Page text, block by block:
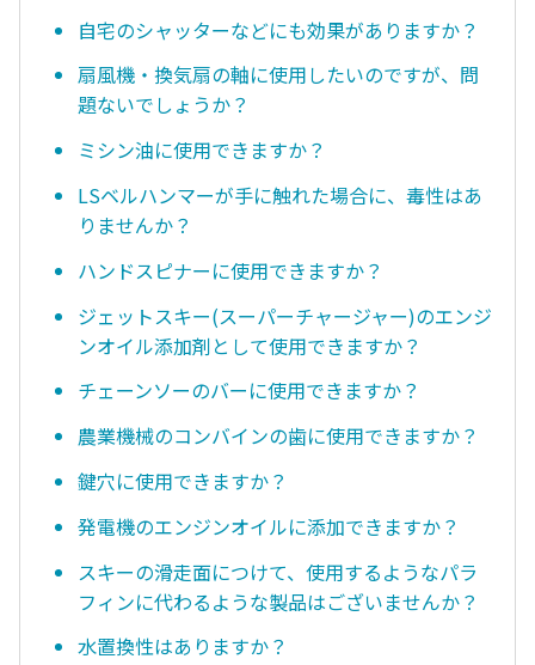
自宅のシャッターなどにも効果がありますか？
扇風機・換気扇の軸に使用したいのですが、問
題ないでしょうか？
ミシン油に使用できますか？
LSベルハンマーが手に触れた場合に、毒性はあ
りませんか？
ハンドスピナーに使用できますか？
ジェットスキー(スーパーチャージャー)のエンジ
ンオイル添加剤として使用できますか？
チェーンソーのバーに使用できますか？
農業機械のコンバインの歯に使用できますか？
鍵穴に使用できますか？
発電機のエンジンオイルに添加できますか？
スキーの滑走面につけて、使用するようなパラ
フィンに代わるような製品はございませんか？
水置換性はありますか？